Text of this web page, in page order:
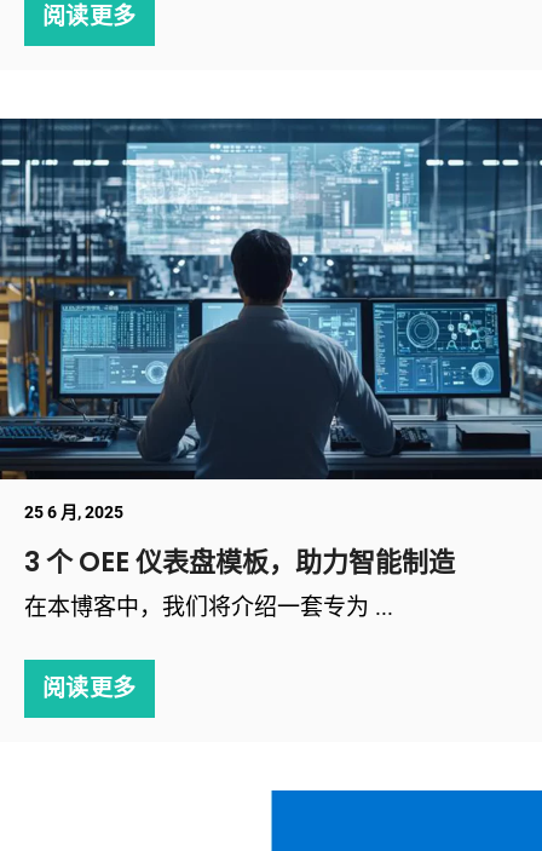
阅读更多
25 6 月, 2025
3 个 OEE 仪表盘模板，助力智能制造
在本博客中，我们将介绍一套专为 ...
阅读更多